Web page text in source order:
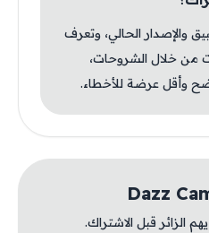
والإصدار الحالي، وتعرف
من خلال الشروحات،
وأقل عرضة للأخطاء.
الزائر قبل الاشتراك.